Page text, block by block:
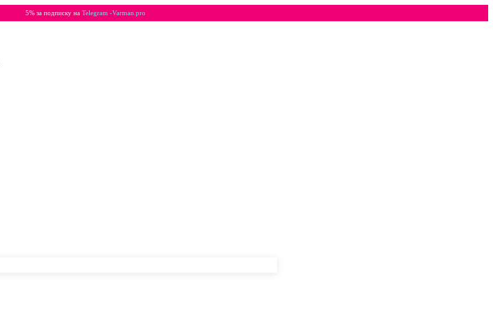
5% за подписку на Telegram -Varman.pro